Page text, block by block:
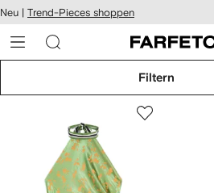
zum
Neu | Trend-Pieces shoppen
Filtern